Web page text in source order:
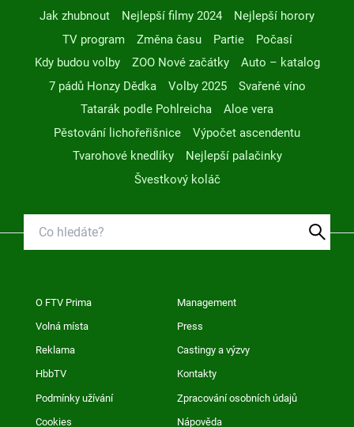
Jak zhubnout Nejlepší filmy 2024
Nejlepší horory
TV program
Změna času Partie
Počasí
Kdy budou volby
ZOO Nové začátky
Auto – katalog
7 pádů Honzy Dědka
Volby 2025
Svařené víno
Tatarák podle Pohlreicha
Aloe vera
Pěstování lichořeřišnice
Výpočet ascendentu
Tvarohové knedlíky
Nejlepší palačinky
Švestkový koláč
O FTV Prima Management
Volná místa Press
Reklama Castingy a výzvy
HbbTV Kontakty
Podmínky užívání Zpracování osobních údajů
Cookies Nápověda